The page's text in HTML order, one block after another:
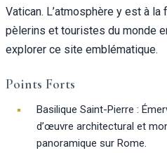
Vatican. L’atmosphère y est à
pèlerins et touristes du monde
explorer ce site emblématique.
Points Forts
Basilique Saint-Pierre :
d’œuvre architectural et
panoramique sur Rome.